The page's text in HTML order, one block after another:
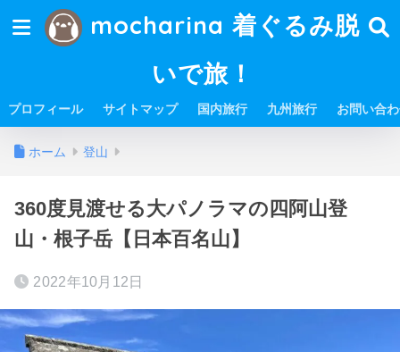
mocharina 着ぐるみ脱
いで旅！
プロフィール サイトマップ 国内旅行 九州旅行 お問い合
ホーム 登山
360度見渡せる大パノラマの四阿山登
山・根子岳【日本百名山】
2022年10月12日